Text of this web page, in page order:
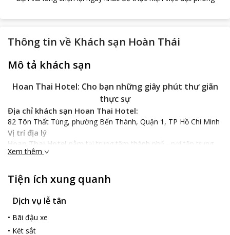
Thông tin về Khách sạn Hoàn Thái
Mô tả khách sạn
Hoan Thai Hotel: Cho bạn những giây phút thư giãn
thực sự
Địa chỉ khách sạn Hoan Thai Hotel:
82 Tôn Thất Tùng, phường Bến Thành, Quận 1, TP Hồ Chí Minh
Vị trí địa lý
Hoan Thai Hotel nằm tại trung tâm thành phố - nơi tập trung
nhiều các trung tâm thương mại, các nhà hàng lớn tạo điều kiện
sạn rất thuận tiện đường giao thông khi nằm gần các giao lộ
lớn, rất gần khu Phố Tây có văn hóa độc đáo, cách sân bay Tân
Sơn Nhất khoảng 25 phút lái xe. Không chỉ có vậy, từ khách sạn
bạn có thể đến thăm nhiều địa danh nổi tiếng: Nhà thờ Đức Bà,
chợ Bến Thành…Với những người có kế hoặc du ngoạn và khám
phá thành phố xinh đẹp này thì đây là sự lựa chọn thông minh.
Xem thêm
Tiện ích xung quanh
Dịch vụ lễ tân
• Bãi đậu xe
• Két sắt